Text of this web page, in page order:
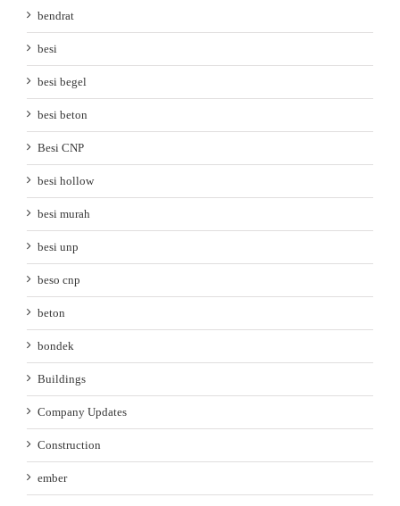
bendrat
besi
besi begel
besi beton
Besi CNP
besi hollow
besi murah
besi unp
beso cnp
beton
bondek
Buildings
Company Updates
Construction
ember